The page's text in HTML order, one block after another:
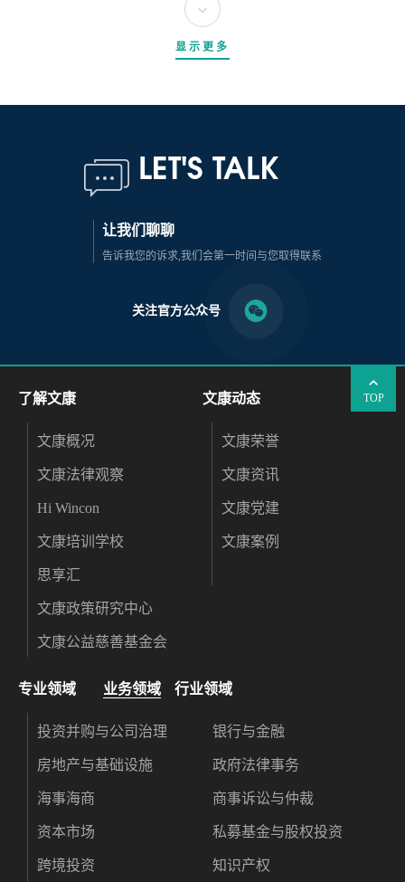
显示更多
LET'S TALK
让我们聊聊
告诉我您的诉求,我们会第一时间与您取得联系
关注官方公众号
TOP
了解文康
文康概况
文康法律观察
Hi Wincon
文康培训学校
思享汇
文康政策研究中心
文康公益慈善基金会
专业领域 业务领域 行业领域
投资并购与公司治理 银行与金融
房地产与基础设施 政府法律事务
海事海商 商事诉讼与仲裁
资本市场 私募基金与股权投资
跨境投资 知识产权
文康动态
文康荣誉
文康资讯
文康党建
文康案例